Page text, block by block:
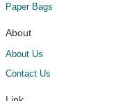
Paper Bags
About
About Us
Contact Us